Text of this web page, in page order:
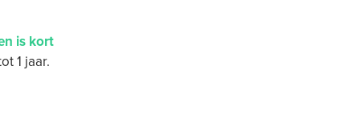
is kort
1 jaar.